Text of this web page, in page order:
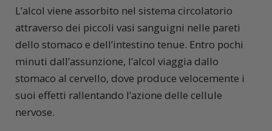
L’alcol viene assorbito nel sistema circolatorio
attraverso dei piccoli vasi sanguigni nelle pareti
dello stomaco e dell’intestino tenue. Entro pochi
minuti dall’assunzione, l’alcol viaggia dallo
stomaco al cervello, dove produce velocemente i
suoi effetti rallentando l’azione delle cellule
nervose.